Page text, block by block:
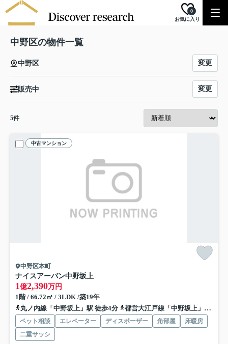
お気に入り
0
中野区の物件一覧
中野区 変更
販売中 変更
5件
中古マンション
中野区本町
ナイスアーバン中野坂上
1億2,390万円
1階 / 66.72㎡ / 3LDK /築19年
丸ノ内線「中野坂上」駅 徒歩4分
都営大江戸線「中野坂上」駅 徒歩4分
ペット相談 エレベーター ディスポーザー 角部屋
床暖房
二重サッシ